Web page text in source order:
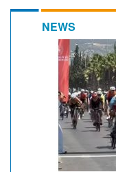
NEWS